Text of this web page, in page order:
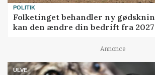
POLITIK
Folketinget behandler ny
kan den ændre din bedrift fra 2027
Annonce
ULVE